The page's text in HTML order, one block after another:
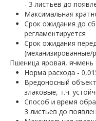
- 3 листьев до
Максимальная
Срок ожидания до
регламентируется
Срок ожидания
(механизированные/
Пшеница яровая, ячмень
Норма расхода -
Вредоносный
злаковые, т.ч.
Способ и время
3 листьев до